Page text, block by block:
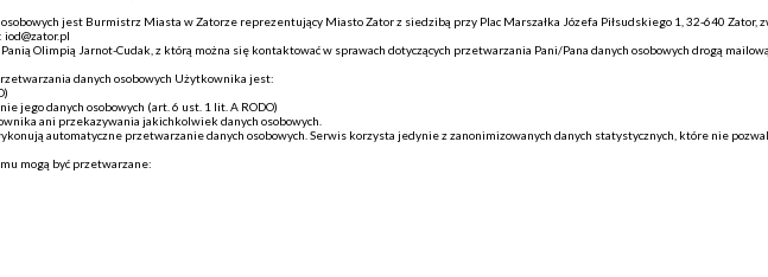
jest Burmistrz Miasta w Zatorze reprezentujący Miasto Zator z siedzibą przy Plac Marszałka Józefa Piłsudskiego 1, 32-640
Olimpią Jarnot-Cudak, z którą można się kontaktować w sprawach dotyczących przetwarzania Pani/Pana danych osobowych drogą
danych osobowych Użytkownika jest:
jego danych osobowych (art. 6 ust. 1 lit. A RODO)
ani przekazywania jakichkolwiek danych osobowych.
automatyczne przetwarzanie danych osobowych. Serwis korzysta jedynie z zanonimizowanych danych statystycznych, które nie
mogą być przetwarzane: